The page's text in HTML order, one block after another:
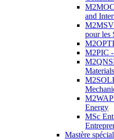
and
pour les
M2PIC
Energy
MSc
Mastère